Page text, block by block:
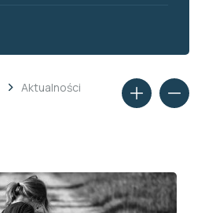
Aktualności